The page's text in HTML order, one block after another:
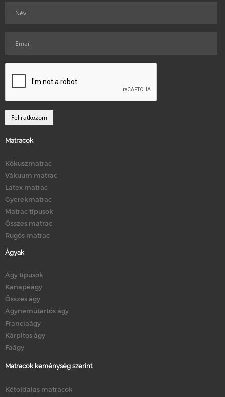
Matracok
Kókuszmatrac
Vákuum matrac
Latex matrac
Gyerekmatrac
Matrac típusok
Összes matrac
Rugós matrac
Ágyak
Ágy típusok
Kanapéágy
Összes ágy
Ágyneműtartós ágy
Franciaágy
Kárpitos ágy
Faágy
Matracok keménység szerint
Kétoldalas matracok